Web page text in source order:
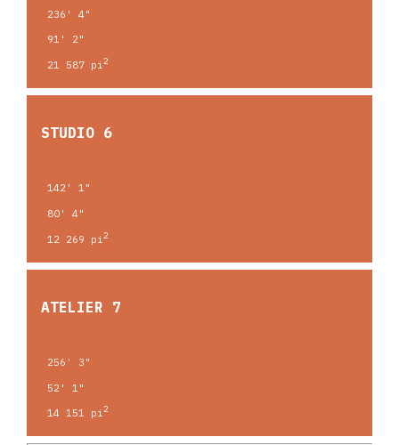
236' 4"
91' 2"
21 587 pi2
STUDIO 6
142' 1"
80' 4"
12 269 pi 2
ATELIER 7
256' 3"
52' 1"
14 151 pi2